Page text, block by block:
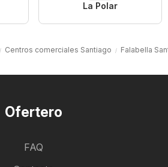
La Polar
Centros comerciales Santiago Falabella
Ofertero
FAQ